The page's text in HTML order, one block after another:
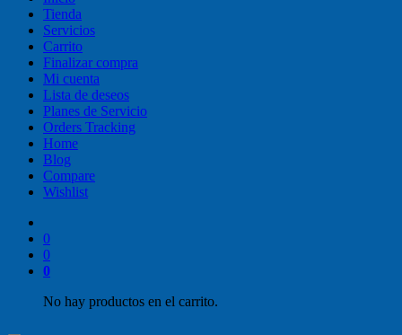
Tienda
Servicios
Carrito
Finalizar compra
Mi cuenta
Lista de deseos
Planes de Servicio
Orders Tracking
Home
Blog
Compare
Wishlist
0
0
0
No hay productos en el carrito.